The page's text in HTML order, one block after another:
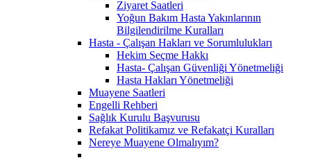
Ziyaret Saatleri
Yoğun Bakım Hasta Yakınlarının
Bilgilendirilme Kuralları
Hasta - Çalışan Hakları ve Sorumlulukları
Hekim Seçme Hakkı
Hasta- Çalışan Güvenliği Yönetmeliği
Hasta Hakları Yönetmeliği
Muayene Saatleri
Engelli Rehberi
Sağlık Kurulu Başvurusu
Refakat Politikamız ve Refakatçi Kuralları
Nereye Muayene Olmalıyım?